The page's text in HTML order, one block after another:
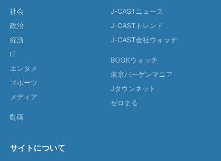
社会
政治
経済
IT
エンタメ
スポーツ
メディア
動画
J-CASTニュース
J-CASTトレンド
J-CAST会社ウォッチ
BOOKウォッチ
東京バーゲンマニア
Jタウンネット
ゼロまる
サイトについて